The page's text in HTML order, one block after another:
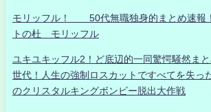
モリッフル！ 50代無職独身的まとめ速報
トの杜 モリッフル
ユキユキッフル2！ど底辺的一同驚愕騒然ま
世代！人生の強制ロスカットですべてを失っ
のクリスタルキングボンビー脱出大作戦